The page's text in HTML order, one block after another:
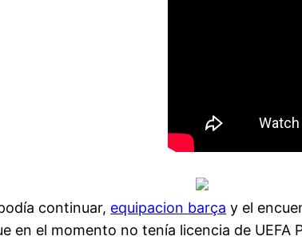
continuar, equipacion barça y el
en el momento no tenía licencia de